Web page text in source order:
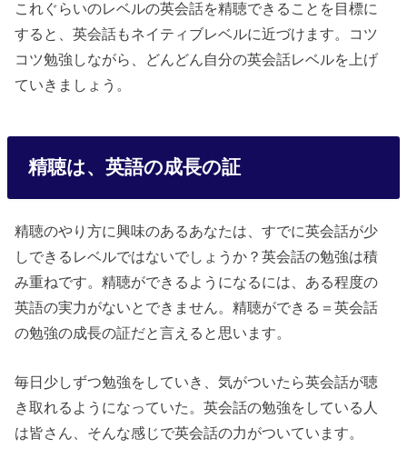
これぐらいのレベルの英会話を精聴できることを目標に
すると、英会話もネイティブレベルに近づけます。コツ
コツ勉強しながら、どんどん自分の英会話レベルを上げ
ていきましょう。
精聴は、英語の成長の証
精聴のやり方に興味のあるあなたは、すでに英会話が少
しできるレベルではないでしょうか？英会話の勉強は積
み重ねです。精聴ができるようになるには、ある程度の
英語の実力がないとできません。精聴ができる＝英会話
の勉強の成長の証だと言えると思います。
毎日少しずつ勉強をしていき、気がついたら英会話が聴
き取れるようになっていた。英会話の勉強をしている人
は皆さん、そんな感じで英会話の力がついています。